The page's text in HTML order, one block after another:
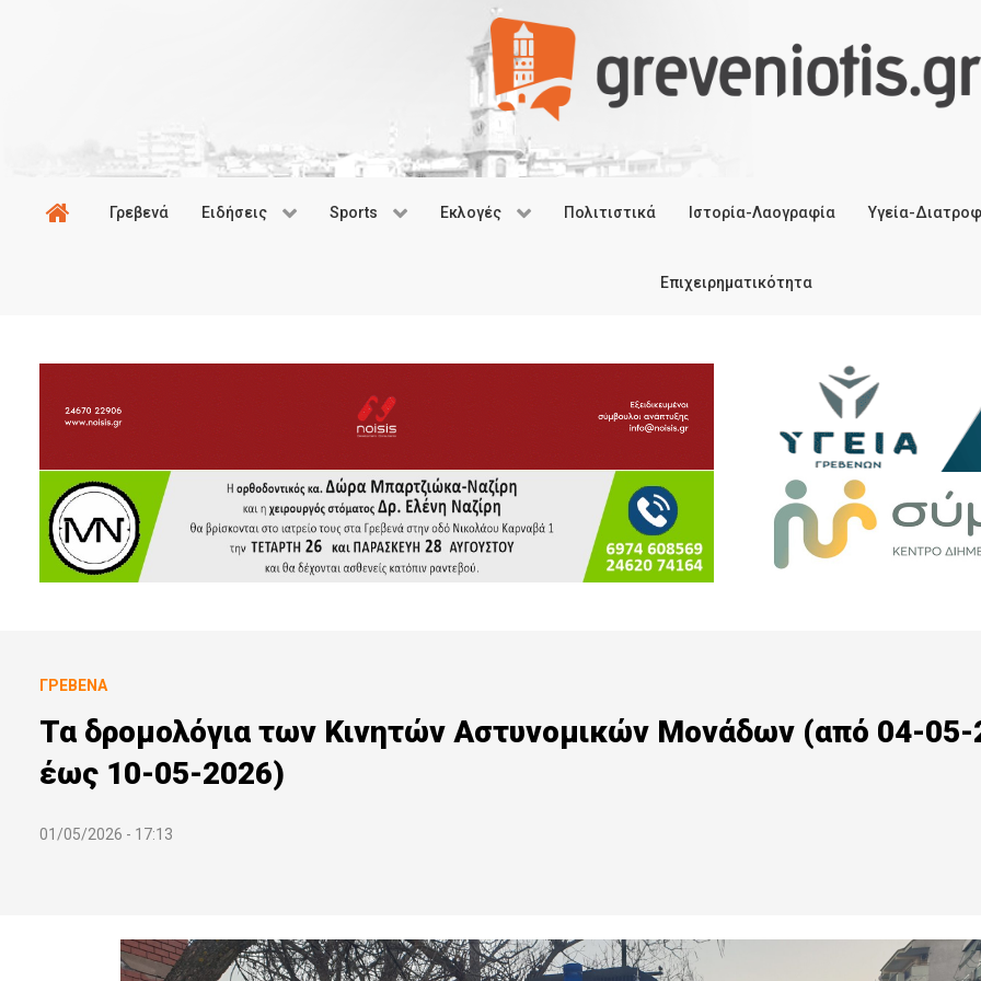
Γρεβενά Ειδήσεις Sports Εκλογές Πολιτιστικά Ιστορία-Λαογραφία Υγεία-
Επιχειρηματικότητα
ΓΡΕΒΕΝΆ
Τα δρομολόγια των Κινητών Αστυνομικών Μονάδων (από 04-05-
έως 10-05-2026)
01/05/2026 - 17:13